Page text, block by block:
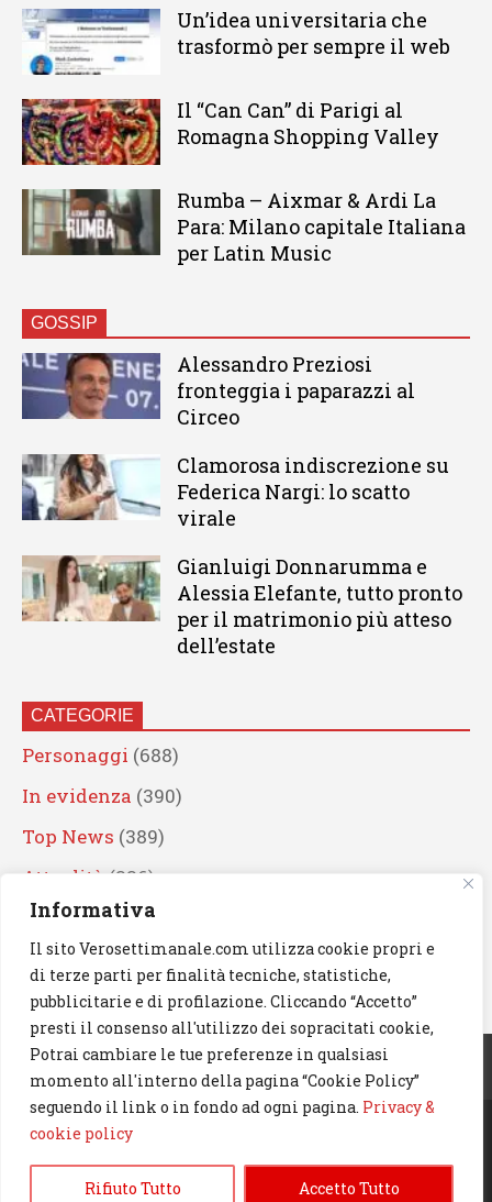
Informativa
Il sito Verosettimanale.com utilizza cookie propri e
di terze parti per finalità tecniche, statistiche,
pubblicitarie e di profilazione. Cliccando “Accetto”
presti il consenso all'utilizzo dei sopracitati cookie,
Potrai cambiare le tue preferenze in qualsiasi
momento all'interno della pagina “Cookie Policy”
seguendo il link o in fondo ad ogni pagina. Privacy &
cookie policy
Rifiuto Tutto Accetto Tutto
Un’idea universitaria che
trasformò per sempre il web
Il “Can Can” di Parigi al
Romagna Shopping Valley
Rumba – Aixmar & Ardi La
Para: Milano capitale Italiana
per Latin Music
GOSSIP
Alessandro Preziosi
fronteggia i paparazzi al
Circeo
Clamorosa indiscrezione su
Federica Nargi: lo scatto
virale
Gianluigi Donnarumma e
Alessia Elefante, tutto pronto
per il matrimonio più atteso
dell’estate
CATEGORIE
Personaggi (688)
In evidenza (390)
Top News (389)
Attualità (336)
Eventi(330)
Artisti (241)
News(238)
Cerca
© 2023 Verosettimanale.com. All rights reserved.